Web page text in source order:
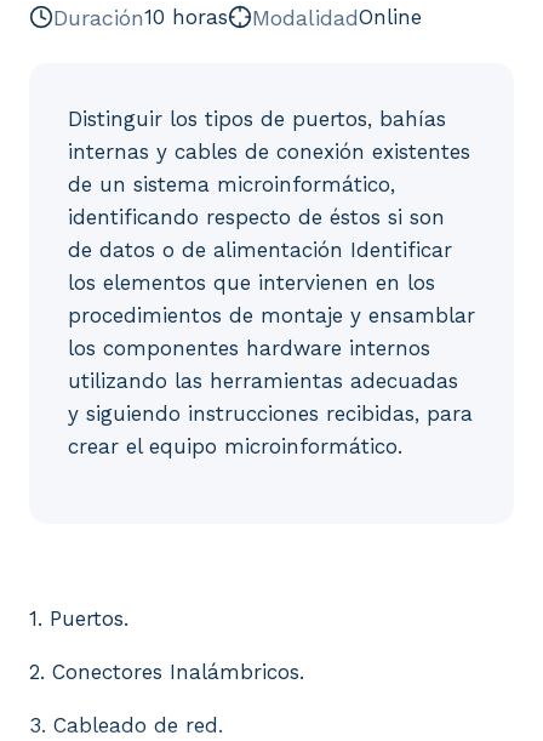
Duración10 horas ModalidadOnline
Distinguir los tipos de puertos, bahías
internas y cables de conexión existentes
de un sistema microinformático,
identificando respecto de éstos si son
de datos o de alimentación Identificar
los elementos que intervienen en los
procedimientos de montaje y ensamblar
los componentes hardware internos
utilizando las herramientas adecuadas
y siguiendo instrucciones recibidas, para
crear el equipo microinformático.
1. Puertos.
2. Conectores Inalámbricos.
3. Cableado de red.